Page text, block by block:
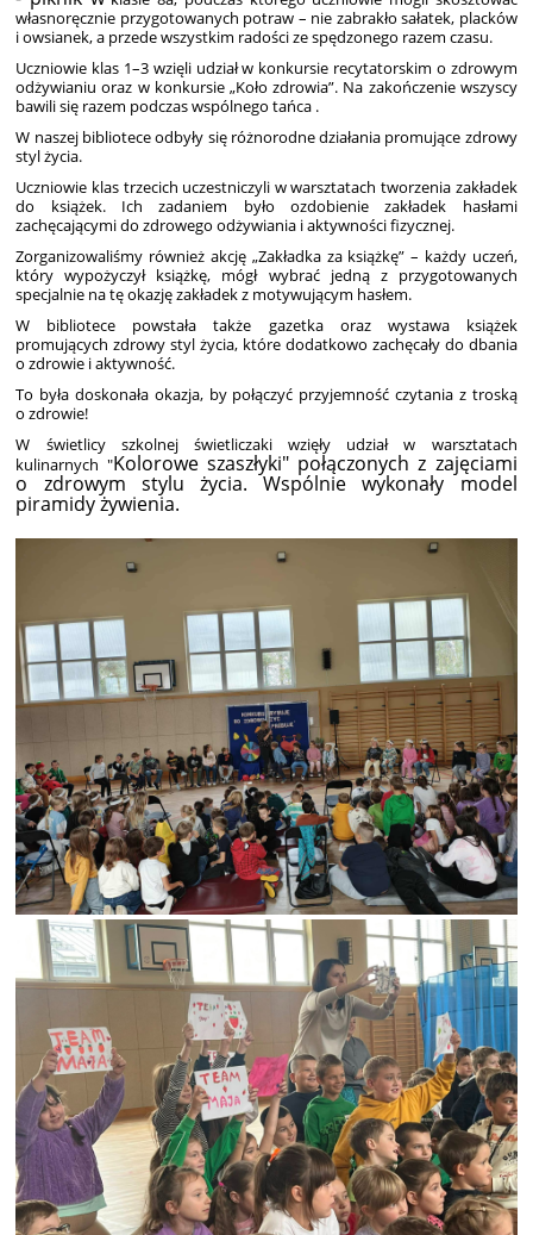
własnoręcznie przygotowanych potraw – nie zabrakło sałatek, placków
i owsianek, a przede wszystkim radości ze spędzonego razem czasu.
Uczniowie klas 1–3 wzięli udział w konkursie recytatorskim o zdrowym
odżywianiu oraz w konkursie „Koło zdrowia”. Na zakończenie wszyscy
bawili się razem podczas wspólnego tańca .
W naszej bibliotece odbyły się różnorodne działania promujące zdrowy
styl życia.
Uczniowie klas trzecich uczestniczyli w warsztatach tworzenia zakładek
do książek. Ich zadaniem było ozdobienie zakładek hasłami
zachęcającymi do zdrowego odżywiania i aktywności fizycznej.
Zorganizowaliśmy również akcję „Zakładka za książkę” – każdy uczeń,
który wypożyczył książkę, mógł wybrać jedną z przygotowanych
specjalnie na tę okazję zakładek z motywującym hasłem.
W bibliotece powstała także gazetka oraz wystawa książek
promujących zdrowy styl życia, które dodatkowo zachęcały do dbania
o zdrowie i aktywność.
To była doskonała okazja, by połączyć przyjemność czytania z troską
o zdrowie!
W świetlicy szkolnej świetliczaki wzięły udział w warsztatach
kulinarnych "Kolorowe szaszłyki" połączonych z zajęciami
o zdrowym stylu życia. Wspólnie wykonały model
piramidyżywienia.